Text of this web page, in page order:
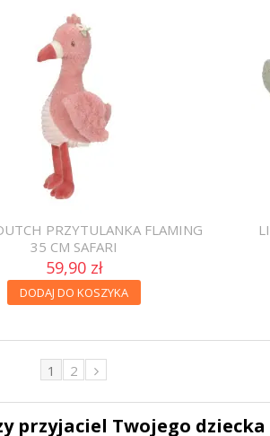
PRZYTULANKA FLAMING
35 CM SAFARI
59,90 zł
DODAJ DO KOSZYKA
1 2
przyjaciel Twojego dziecka